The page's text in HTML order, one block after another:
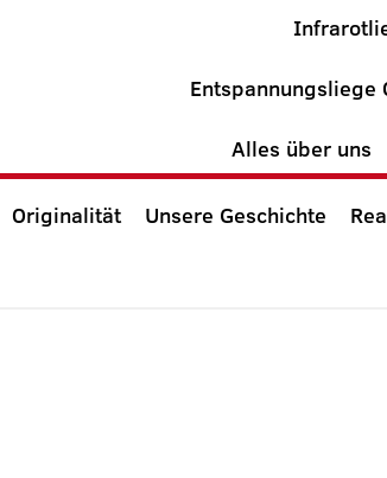
Entspannungsliege
Alles über uns
Originalität Unsere Geschichte